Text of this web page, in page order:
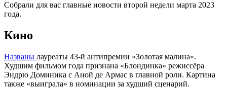
Собрали для вас главные новости второй недели марта 2023
года.
Кино
Названы лауреаты 43-й антипремии «Золотая малина».
Худшим фильмом года признана «Блондинка» режиссёра
Эндрю Доминика с Аной де Армас в главной роли. Картина
также «выиграла» в номинации за худший сценарий.